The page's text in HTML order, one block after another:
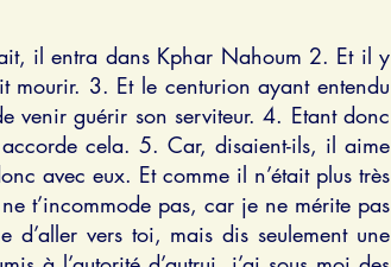
il entra dans Kphar Nahoum 2. Et il y
mourir. 3. Et le centurion ayant entendu
venir guérir son serviteur. 4. Etant donc
accorde cela. 5. Car, disaient-ils, il aime
avec eux. Et comme il n’était plus très
t’incommode pas, car je ne mérite pas
vers toi, mais dis seulement une